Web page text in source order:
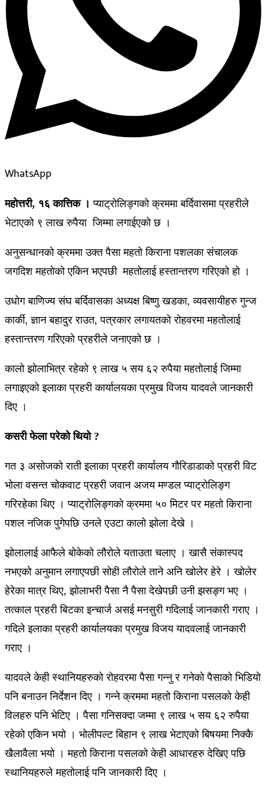
WhatsApp
महाेत्तरी, १६ कात्तिक । प्याट्रोलिङ्गको क्रममा बर्दिवासमा प्रहरीले
भेटाएको ९ लाख रुपैया जिम्मा लगाईएको छ ।
अनुसन्धानको क्रममा उक्त पैसा महतो किराना पशलका संचालक
जगदिश महतोको एकिन भएपछी महतोलाई हस्तान्तरण गरिएको हो ।
उधोग बाणिज्य संघ बर्दिवासका अध्यक्ष बिष्णु खडका, व्यवसायीहरु गुन्ज
कार्की, ज्ञान बहादुर राउत, पत्रकार लगायतको रोहवरमा महतोलाई
हस्तान्तरण गरिएको प्रहरीले जनाएको छ ।
कालो झोलाभित्र रहेको ९ लाख ५ सय ६२ रुपैया महतोलाई जिम्मा
लगाइएको इलाका प्रहरी कार्यालयका प्रमुख विजय यादवले जानकारी
दिए ।
कसरी फेला परेको थियो ?
गत ३ असोजको राती इलाका प्रहरी कार्यालय गौरिडाडाको प्रहरी विट
भोला वसन्त चोकवाट प्रहरी जवान अजय मण्डल प्याट्रोलिङ्ग
गरिरहेका थिए । प्याट्रोलिङ्गको क्रममा ५० मिटर पर महतो किराना
पशल नजिक पुगेपछि उनले एउटा कालो झोला देखे ।
झोलालाई आफैले बोकेको लौरोले यताउता चलाए । खासै संकास्पद
नभएको अनुमान लगाएपछी सोही लौरोले ताने अनि खोलेर हेरे । खाेलेर
हेरेका मात्र थिए, झोलाभरी पैसा नै पैसा देखेपछी उनी झसङ्ग भए ।
तत्काल प्रहरी बिटका इन्चार्ज असई मनसुरी गदिलाई जानकारी गराए ।
गदिले इलाका प्रहरी कार्यालयका प्रमुख विजय यादवलाई जानकारी
गराए ।
यादवले केही स्थानियहरुको रोहवरमा पैसा गन्नु र गनेको पैसाको भिडियो
पनि बनाउन निर्देशन दिए । गन्ने क्रममा महतो किराना पसलको केही
विलहरु पनि भेटिए । पैसा गनिसक्दा जम्मा ९ लाख ५ सय ६२ रुपैया
रहेको एकिन भयो । भोलीपल्ट बिहान ९ लाख भेटाएको बिषयमा निक्कै
खैलावैला भयो । महतो किराना पसलको केही आधारहरु देखिए पछि
स्थानियहरुले महतोलाई पनि जानकारी दिए ।